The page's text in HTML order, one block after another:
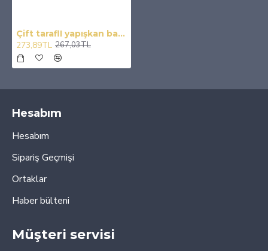
Çift taraflI yapışkan bant 2.5cm x 10m / YABA25
273,89TL 267,03TL
Hesabım
Hesabım
Sipariş Geçmişi
Ortaklar
Haber bülteni
Müşteri servisi